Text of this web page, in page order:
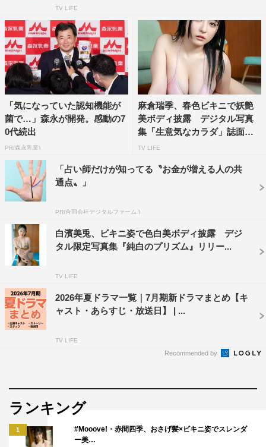
TV LIFE
「気になっていた認知機能が
菌で…」森永が開発。感動の7
0代続出
PR(森永乳業)
麻倉瑞季、春色ビキニで妖艶
美ボディ披露 デジタル写真
集「生意気なカラダ」誌面カ
ッ...
TV LIFE
「占い師だけが知ってる〝お金が増える人の共
通点〟」
PR(合同会社デジタルファーム )
白濱美兎、ビキニ姿で色白美ボディ披露 デジ
タル限定写真集『純白のプリズム』リリー...
TV LIFE
2026年夏ドラマ一覧｜7月期新ドラマまとめ【キ
ャスト・あらすじ・放送日】 | ...
TV LIFE
Recommended by
ランキング
1
#Mooove!・赤間四季、おさげ髪×ビキニ姿でスレンダ
ー美…